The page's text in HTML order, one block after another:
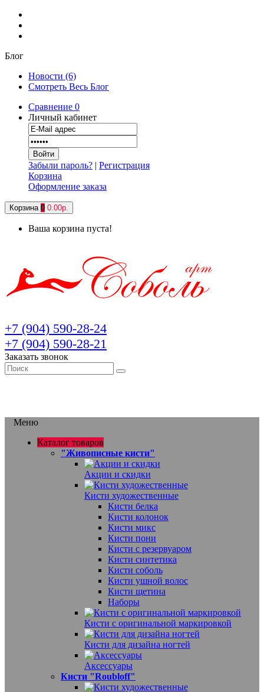
Блог
Новости (6)
Смотреть Весь Блог
Сравнение 0
Личный кабинет
Забыли пароль? | Регистрация
Корзина
Оформление заказа
Корзина 0 0.00р.
Ваша корзина пуста!
+7 (904) 590-28-24
+7 (904) 590-28-21
Заказать звонок
Меню
Каталог товаров
"Живописные кисти"
Акции и скидки
Кисти художественные
Кисти белка
Кисти колонок
Кисти микс
Кисти пони
Кисти с резервуаром
Кисти синтетика
Кисти соболь
Кисти ушной волос
Кисти щетина
Наборы
Кисти с оригинальной маркировкой
Кисти для дизайна ногтей
Аксессуары
Кисти "Roubloff"